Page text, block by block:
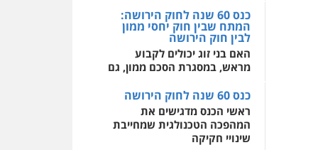
לעורכי דין
מרכז התחלה חדשה
אסירים עבירות מין
שירותים מקצועיים לעורכי
דין
0544500346
מראש, במסגרת הסכם ממון, גם
כנס 60 שנה לחוק הירושה
ראשי הכנס מדגישים את
המהפכה הטכנולגית שמחייבת
חפץ חשוד
עצור בתיק ניסיון רצח קיבל
חבילה מעו"ד ונעצר בחשד לסחר